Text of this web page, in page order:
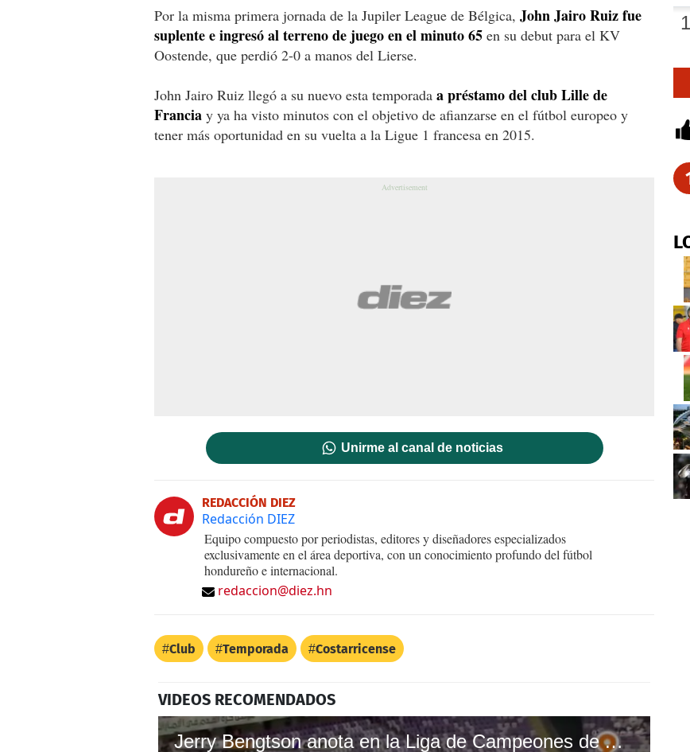
Por la misma primera jornada de la Jupiler League de Bélgica, John Jairo Ruiz fue
suplente e ingresó al terreno de juego en el minuto 65 en su debut para el KV
Oostende, que perdió 2-0 a manos del Lierse.
John Jairo Ruiz llegó a su nuevo esta temporada a préstamo del club Lille de
Francia y ya ha visto minutos con el objetivo de afianzarse en el fútbol europeo y
tener más oportunidad en su vuelta a la Ligue 1 francesa en 2015.
Unirme al canal de noticias
REDACCIÓN DIEZ
Redacción DIEZ
Equipo compuesto por periodistas, editores y diseñadores especializados
exclusivamente en el área deportiva, con un conocimiento profundo del fútbol
hondureño e internacional.
redaccion@diez.hn
Club Temporada Costarricense
VIDEOS RECOMENDADOS
Jerry Bengtson anota en la Liga de Campeones de Asia